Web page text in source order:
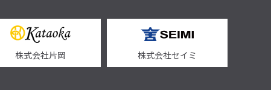
株式会社片岡 株式会社セイミ